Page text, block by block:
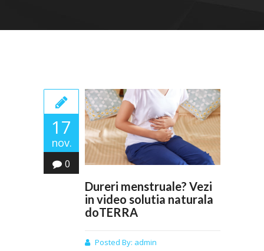
17
nov.
0
Dureri menstruale? Vezi
in video solutia naturala
doTERRA
Posted By: admin